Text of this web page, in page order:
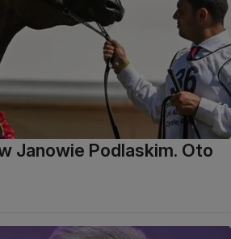
Janowie Podlaskim. Oto